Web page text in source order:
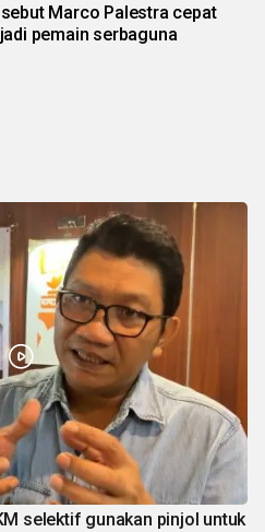
Marco Palestra cepat
pemain serbaguna
selektif gunakan pinjol untuk